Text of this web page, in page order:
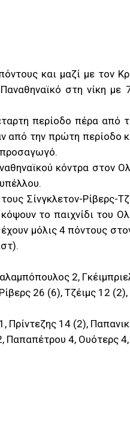
και μαζί με τον
στη νίκη με
περίοδο πέρα από
από την πρώτη περίοδο
κόντρα στον
Σίνγκλετον-Ρίβερς-
το παιχνίδι του
μόλις 4 πόντους
2,
26 (6), Τζέιμς 12
Πρίντεζης 14 (2),
Παπαπέτρου 4, Ουότερς